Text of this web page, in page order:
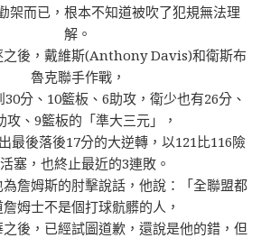
架而已，根本不知道被吹了犯規無法理
解。
之後，戴維斯(Anthony Davis)和衛斯布
魯克聯手作戰，
分、10籃板、6助攻，衛少也有26分、
攻、9籃板的「準大三元」，
最後落後17分的大逆轉，以121比116險
塞，也終止最近的3連敗。
詹姆斯的肘擊說話，他說：「全聯盟都
姆士不是個打球骯髒的人，
後，已經試圖道歉，還說是他的錯，但